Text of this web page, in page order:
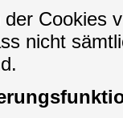
Cookies
nicht